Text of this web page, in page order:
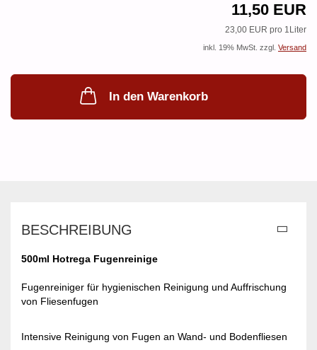
11,50 EUR
23,00 EUR pro 1Liter
inkl. 19% MwSt. zzgl. Versand
In den Warenkorb
BESCHREIBUNG
500ml Hotrega Fugenreinige
Fugenreiniger für hygienischen Reinigung und Auffrischung
von Fliesenfugen
Intensive Reinigung von Fugen an Wand- und Bodenfliesen